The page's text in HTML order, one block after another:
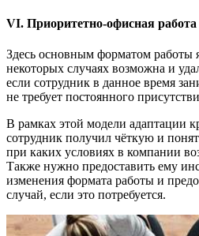
VI. Приоритетно-офисная работа
Здесь основным форматом работы
некоторых случаях возможна и
если сотрудник в данное время
не требует постоянного
В рамках этой модели адаптации
сотрудник получил чёткую и
при каких условиях в компании
Также нужно предоставить ему
изменения формата работы и
случай, если это потребуется.